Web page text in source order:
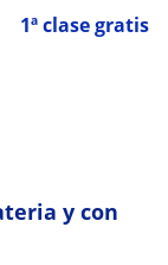
1ª clase gratis
y con